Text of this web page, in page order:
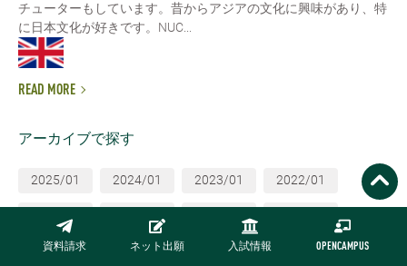
資料請求 ネット出願 入試情報 OPENCAMPUS
チューターもしています。昔からアジアの文化に興味があり、特
に日本文化が好きです。NUC...
READ MORE
アーカイブで探す
2025/01 2024/01 2023/01 2022/01
2017/01 2016/01